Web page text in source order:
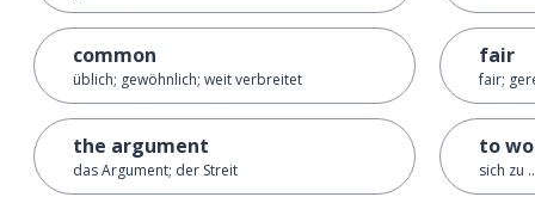
common
üblich; gewöhnlich; weit verbreitet
the argument
das Argument; der Streit
fair
fair;
to
sich zu